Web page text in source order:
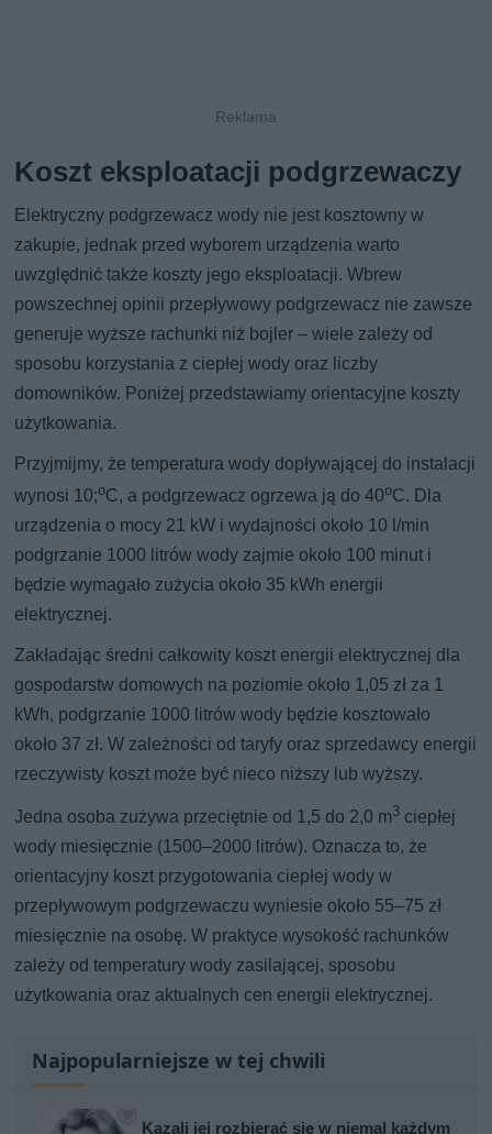
Koszt eksploatacji podgrzewaczy
Elektryczny podgrzewacz wody nie jest kosztowny w
zakupie, jednak przed wyborem urządzenia warto
uwzględnić także koszty jego eksploatacji. Wbrew
powszechnej opinii przepływowy podgrzewacz nie zawsze
generuje wyższe rachunki niż bojler – wiele zależy od
sposobu korzystania z ciepłej wody oraz liczby
domowników. Poniżej przedstawiamy orientacyjne koszty
użytkowania.
Przyjmijmy, że temperatura wody dopływającej do instalacji
wynosi 10;oC, a podgrzewacz ogrzewa ją do 40oC. Dla
urządzenia o mocy 21 kW i wydajności około 10 l/min
podgrzanie 1000 litrów wody zajmie około 100 minut i
będzie wymagało zużycia około 35 kWh energii
elektrycznej.
Zakładając średni całkowity koszt energii elektrycznej dla
gospodarstw domowych na poziomie około 1,05 zł za 1
kWh, podgrzanie 1000 litrów wody będzie kosztowało
około 37 zł. W zależności od taryfy oraz sprzedawcy energii
rzeczywisty koszt może być nieco niższy lub wyższy.
Jedna osoba zużywa przeciętnie od 1,5 do 2,0 m3 ciepłej
wody miesięcznie (1500–2000 litrów). Oznacza to, że
orientacyjny koszt przygotowania ciepłej wody w
przepływowym podgrzewaczu wyniesie około 55–75 zł
miesięcznie na osobę. W praktyce wysokość rachunków
zależy od temperatury wody zasilającej, sposobu
użytkowania oraz aktualnych cen energii elektrycznej.
Najpopularniejsze w tej chwili
Kazali jej rozbierać się w niemal każdym